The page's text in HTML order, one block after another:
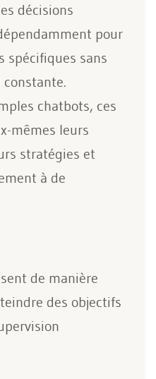
décisions
pour
spécifiques sans
chatbots, ces
mêmes leurs
stratégies et
à de
de manière
des objectifs